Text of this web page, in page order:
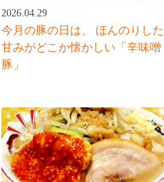
2026.04.29
今月の豚の日は、 ほんのりした
甘みがどこか懐かしい「辛味噌
豚」